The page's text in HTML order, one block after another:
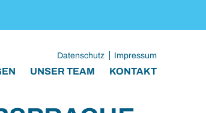
Datenschutz Impressum
UNSER TEAM KONTAKT